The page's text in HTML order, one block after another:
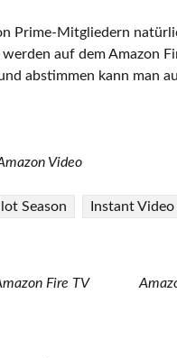
Prime-Mitgliedern
auf dem Amazon
abstimmen kann man
Video
Season Instant Video
Fire TV